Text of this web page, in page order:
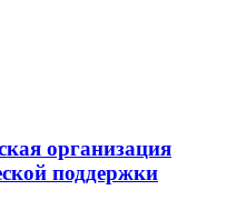
организация
поддержки